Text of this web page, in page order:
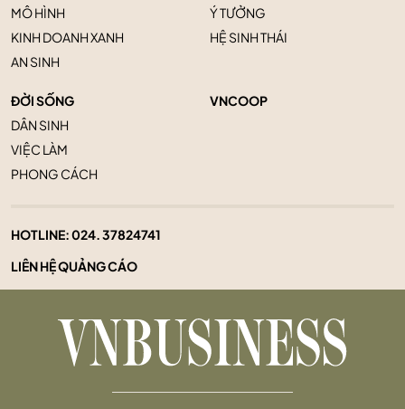
MÔ HÌNH
KINH DOANH XANH
AN SINH
Ý TƯỞNG
HỆ SINH THÁI
ĐỜI SỐNG
DÂN SINH
VIỆC LÀM
PHONG CÁCH
VNCOOP
HOTLINE:024. 37824741
LIÊN HỆ QUẢNG CÁO